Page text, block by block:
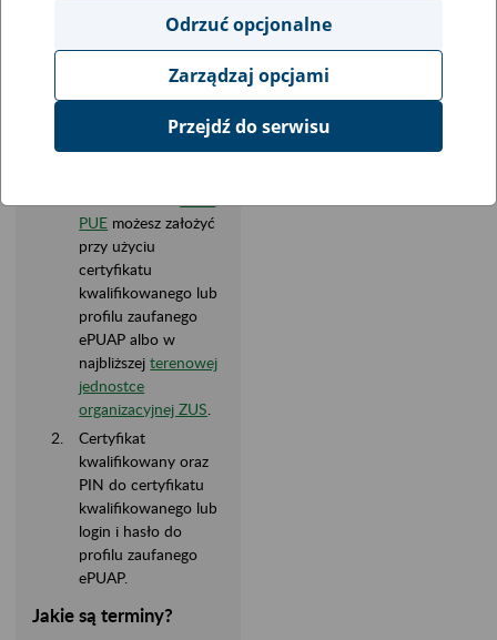
Co przygotować?
profilu PUE.
Jeżeli nie masz
zarejestrowanego
profilu PUE, załatw
PUE możesz założyć
przy użyciu
certyfikatu
kwalifikowanego lub
profilu zaufanego
ePUAP albo w
najbliższejterenowej
jednostce
organizacyjnej ZUS
Certyfikat
kwalifikowany oraz
PIN do certyfikatu
kwalifikowanego lub
login i hasło do
profilu zaufanego
ePUAP.
Jakie są terminy?
Odrzuć opcjonalne
Zarządzaj opcjami
Przejdź do serwisu